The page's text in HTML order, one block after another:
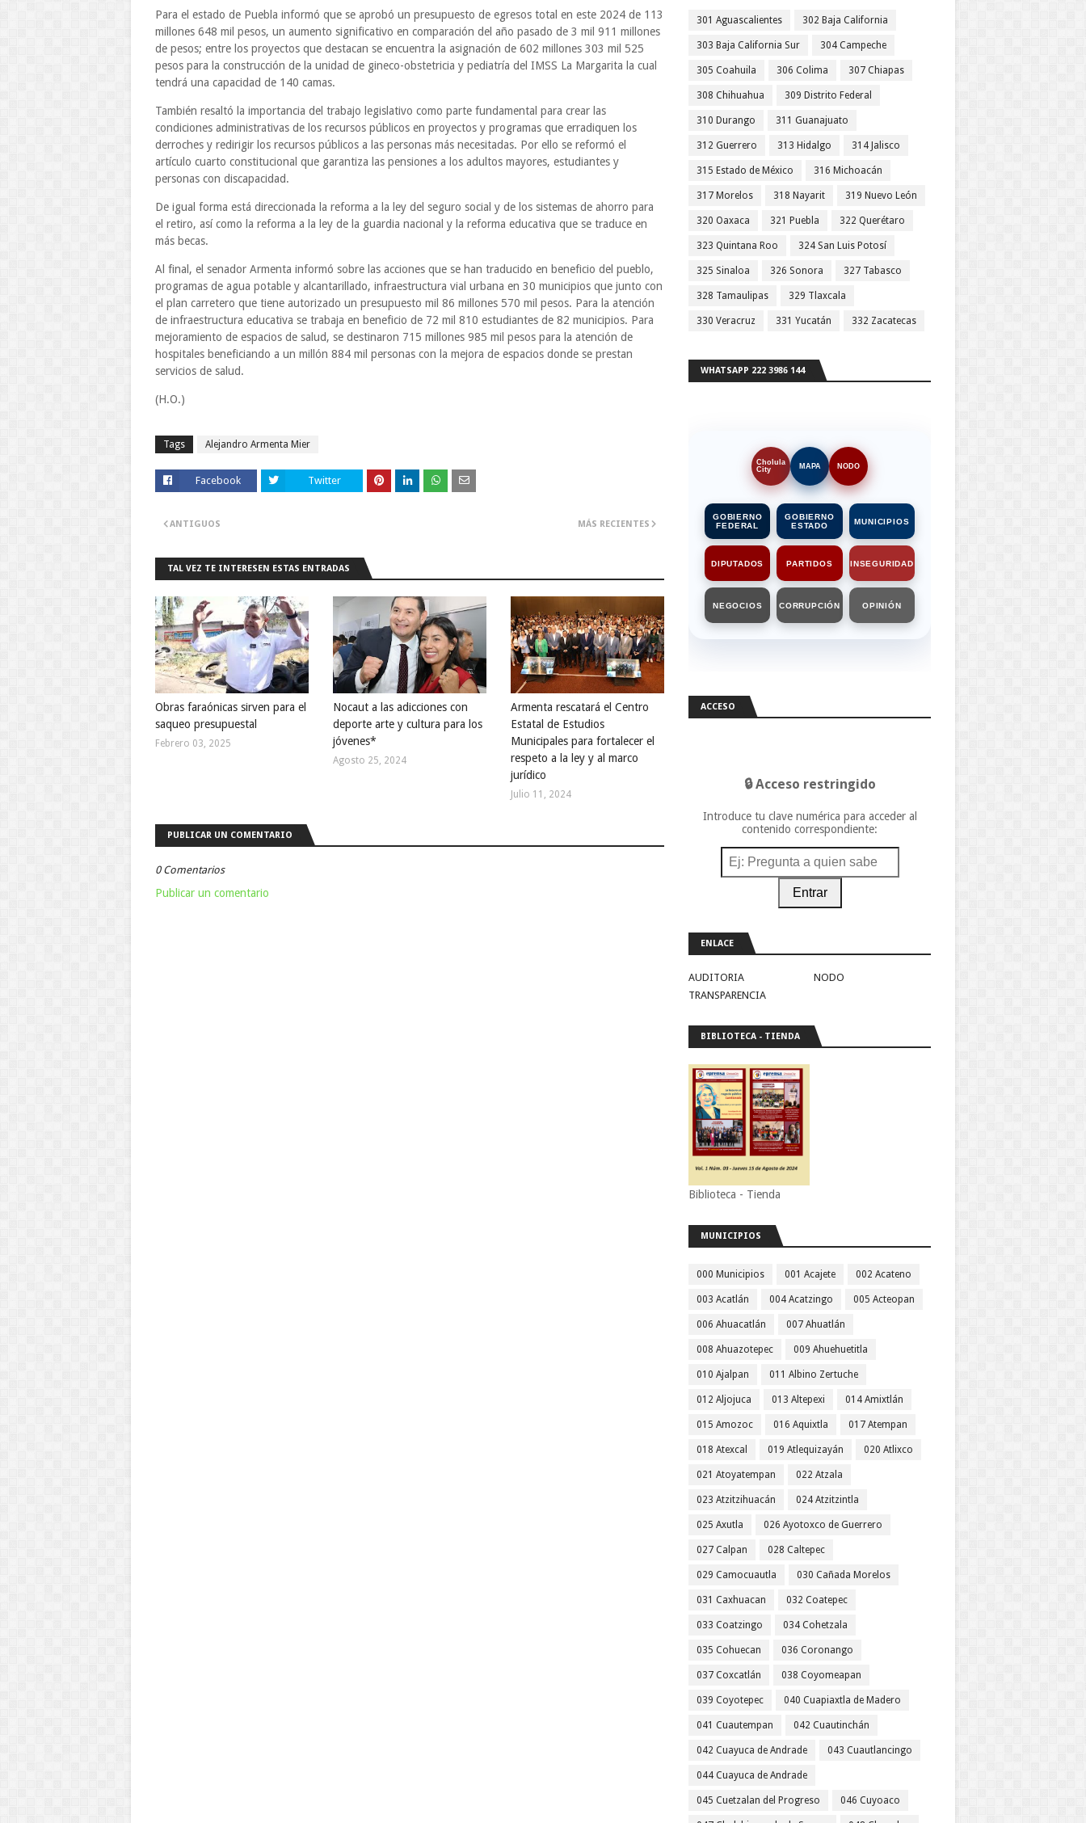
Para el estado de Puebla informó que se aprobó un presupuesto de egresos total en este 2024 de 113
millones 648 mil pesos, un aumento significativo en comparación del año pasado de 3 mil 911 millones
de pesos; entre los proyectos que destacan se encuentra la asignación de 602 millones 303 mil 525
pesos para la construcción de la unidad de gineco-obstetricia y pediatría del IMSS La Margarita la cual
tendrá una capacidad de 140 camas.
También resaltó la importancia del trabajo legislativo como parte fundamental para crear las
condiciones administrativas de los recursos públicos en proyectos y programas que erradiquen los
derroches y redirigir los recursos públicos a las personas más necesitadas. Por ello se reformó el
artículo cuarto constitucional que garantiza las pensiones a los adultos mayores, estudiantes y
personas con discapacidad.
De igual forma está direccionada la reforma a la ley del seguro social y de los sistemas de ahorro para
el retiro, así como la reforma a la ley de la guardia nacional y la reforma educativa que se traduce en
más becas.
Al final, el senador Armenta informó sobre las acciones que se han traducido en beneficio del pueblo,
programas de agua potable y alcantarillado, infraestructura vial urbana en 30 municipios que junto con
el plan carretero que tiene autorizado un presupuesto mil 86 millones 570 mil pesos. Para la atención
de infraestructura educativa se trabaja en beneficio de 72 mil 810 estudiantes de 82 municipios. Para
mejoramiento de espacios de salud, se destinaron 715 millones 985 mil pesos para la atención de
hospitales beneficiando a un millón 884 mil personas con la mejora de espacios donde se prestan
servicios de salud.
(H.O.)
Tags Alejandro Armenta Mier
Facebook Twitter
MÁS RECIENTES
ANTIGUOS
TAL VEZ TE INTERESEN ESTAS ENTRADAS
Obras faraónicas sirven para el
saqueo presupuestal
Febrero 03, 2025
Nocaut a las adicciones con
deporte arte y cultura para los
jóvenes*
Agosto 25, 2024
Armenta rescatará el Centro
Estatal de Estudios
Municipales para fortalecer el
respeto a la ley y al marco
jurídico
Julio 11, 2024
PUBLICAR UN COMENTARIO
0 Comentarios
Publicar un comentario
301 Aguascalientes 302 Baja California
303 Baja California Sur 304 Campeche
305 Coahuila 306 Colima 307 Chiapas
308 Chihuahua 309 Distrito Federal
310 Durango 311 Guanajuato
312 Guerrero 313 Hidalgo 314 Jalisco
315 Estado de México 316 Michoacán
317 Morelos 318 Nayarit 319 Nuevo León
320 Oaxaca 321 Puebla 322 Querétaro
323 Quintana Roo 324 San Luis Potosí
325 Sinaloa 326 Sonora 327 Tabasco
328 Tamaulipas 329 Tlaxcala
330 Veracruz 331 Yucatán 332 Zacatecas
WHATSAPP 222 3986 144
Cholula
City
MAPA NODO
GOBIERNO
FEDERAL
GOBIERNO
ESTADO
MUNICIPIOS
DIPUTADOS PARTIDOS INSEGURIDAD
NEGOCIOS CORRUPCIÓN OPINIÓN
ACCESO
🔒 Acceso restringido
Introduce tu clave numérica para acceder al
contenido correspondiente:
Entrar
ENLACE
AUDITORIA
NODO
TRANSPARENCIA
BIBLIOTECA - TIENDA
Biblioteca - Tienda
MUNICIPIOS
000 Municipios 001 Acajete 002 Acateno
003 Acatlán 004 Acatzingo 005 Acteopan
006 Ahuacatlán 007 Ahuatlán
008 Ahuazotepec 009 Ahuehuetitla
010 Ajalpan 011 Albino Zertuche
012 Aljojuca 013 Altepexi 014 Amixtlán
015 Amozoc 016 Aquixtla 017 Atempan
018 Atexcal 019 Atlequizayán 020 Atlixco
021 Atoyatempan 022 Atzala
023 Atzitzihuacán 024 Atzitzintla
025 Axutla 026 Ayotoxco de Guerrero
027 Calpan 028 Caltepec
029 Camocuautla 030 Cañada Morelos
031 Caxhuacan 032 Coatepec
033 Coatzingo 034 Cohetzala
035 Cohuecan 036 Coronango
037 Coxcatlán 038 Coyomeapan
039 Coyotepec 040 Cuapiaxtla de Madero
041 Cuautempan 042 Cuautinchán
042 Cuayuca de Andrade 043 Cuautlancingo
044 Cuayuca de Andrade
045 Cuetzalan del Progreso 046 Cuyoaco